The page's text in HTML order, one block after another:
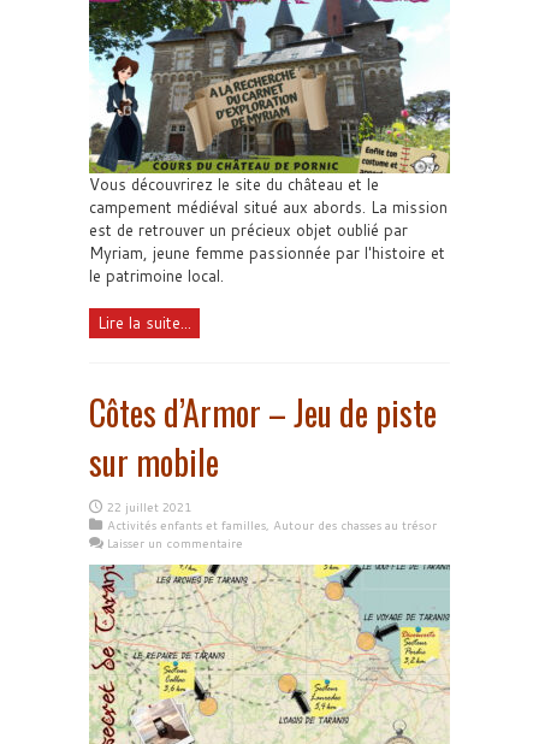
Vous découvrirez le site du château et le
campement médiéval situé aux abords. La mission
est de retrouver un précieux objet oublié par
Myriam, jeune femme passionnée par l'histoire et
le patrimoine local.
Lire la suite...
Côtes d’Armor – Jeu de piste
sur mobile
22 juillet 2021
Activités enfants et familles, Autour des chasses au trésor
Laisser un commentaire